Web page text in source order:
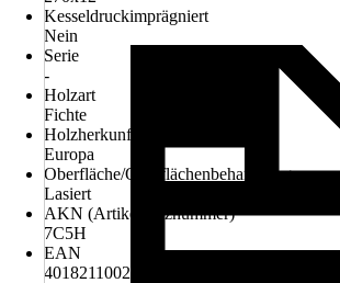
Kesseldruckimprägniert
Nein
Serie
-
Holzart
Fichte
Holzherkunft
Europa
Oberfläche/Oberflächenbehandlung
Lasiert
AKN (Artikelkurznummer)
7C5H
EAN
4018211002740